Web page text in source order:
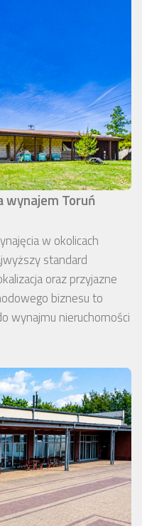
wynajem Toruń
w okolicach
standard
oraz przyjazne
biznesu to
wynajmu nieruchomości